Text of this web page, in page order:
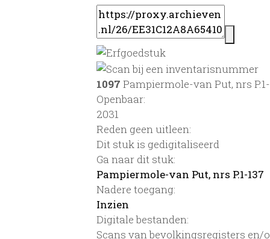
1097 Pampiermole-van Put, nrs
Openbaar:
2031
Reden geen uitleen:
Dit stuk is gedigitaliseerd
Ga naar dit stuk:
Pampiermole-van Put, nrs P.1-137
Nadere toegang:
Inzien
Digitale bestanden:
Scans van bevolkingsregisters en/